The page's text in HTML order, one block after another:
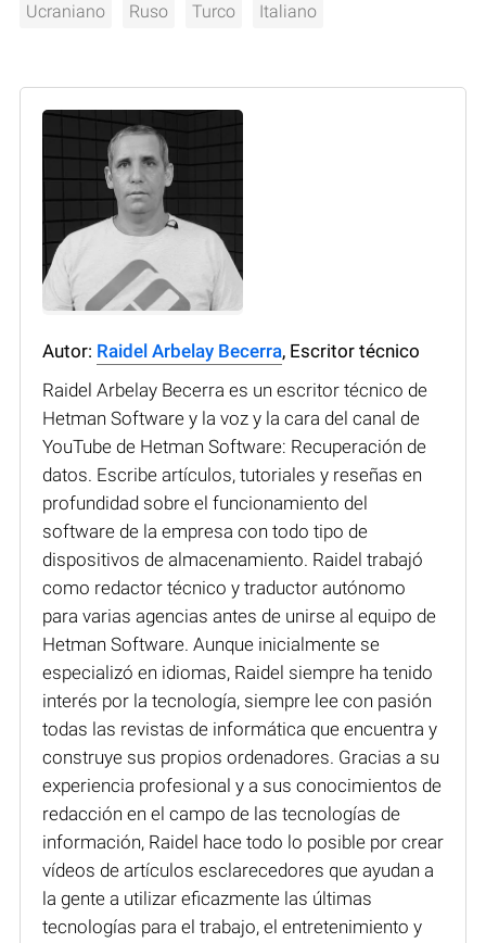
Ucraniano Ruso Turco Italiano
Autor: Raidel Arbelay Becerra, Escritor técnico
Raidel Arbelay Becerra es un escritor técnico de
Hetman Software y la voz y la cara del canal de
YouTube de Hetman Software: Recuperación de
datos. Escribe artículos, tutoriales y reseñas en
profundidad sobre el funcionamiento del
software de la empresa con todo tipo de
dispositivos de almacenamiento. Raidel trabajó
como redactor técnico y traductor autónomo
para varias agencias antes de unirse al equipo de
Hetman Software. Aunque inicialmente se
especializó en idiomas, Raidel siempre ha tenido
interés por la tecnología, siempre lee con pasión
todas las revistas de informática que encuentra y
construye sus propios ordenadores. Gracias a su
experiencia profesional y a sus conocimientos de
redacción en el campo de las tecnologías de
información, Raidel hace todo lo posible por crear
vídeos de artículos esclarecedores que ayudan a
la gente a utilizar eficazmente las últimas
tecnologías para el trabajo, el entretenimiento y